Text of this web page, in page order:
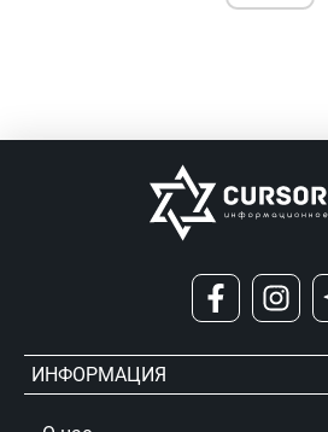
ИНФОРМАЦИЯ